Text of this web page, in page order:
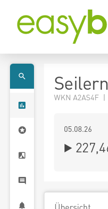
WKN A2AS4F
05.08.26